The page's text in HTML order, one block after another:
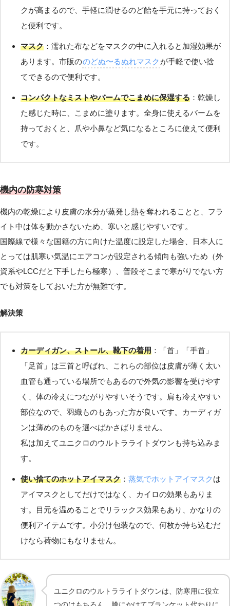
クが高まるので、手軽に潤せるのど飴を手元に持っておく
と便利です。
マスク：濡れた布などをマスクの中に入れると加湿効果が
あります。市販ののどぬ〜るぬれマスク が手軽で使い捨
てできるので便利です。
コンパクトなミストやバームでこまめに保湿する：乾燥し
た感じた時に、こまめに塗ります。全身に使えるバームを
持っておくと、爪や小鼻など気になるところに使えて便利
です。
機内の防寒対策
機内の乾燥により皮膚の水分が蒸発し熱を奪われることと、フラ
イト中は体を動かさないため、寒いと感じやすいです。
国際線で様々な国籍の方に向けた温度に設定した場合、日本人に
とっては肌寒い気温にエアコンが設定される傾向も強いため（外
資系やLCCだと下手したら極寒）、普段そこまで寒がりでない方
でも対策をしておいた方が無難です。
解決策
カーディガン、ストール、靴下の着用：「首」「手首」
「足首」は三首と呼ばれ、これらの部位は皮膚が薄く太い
血管も通っている場所でもあるので外気の影響を受けやす
く、体の冷えにつながりやすいそうです。肩も冷えやすい
部位なので、羽織ものもあった方が良いです。カーディガ
ンは薄めのものを選べばかさばりません。
私は加えてユニクロのウルトラライトダウンも持ち込みま
す。
使い捨てのホットアイマスク： 蒸気でホットアイマスクは
アイマスクとしてだけではなく、カイロの効果もありま
す。目元を温めることでリラックス効果もあり、かなりの
便利アイテムです。小分け包装なので、何枚か持ち込むだ
けなら荷物にもなりません。
ユニクロのウルトラライトダウンは、防寒用に役立
つのはもちろん、膝にかけてブランケット代わりに